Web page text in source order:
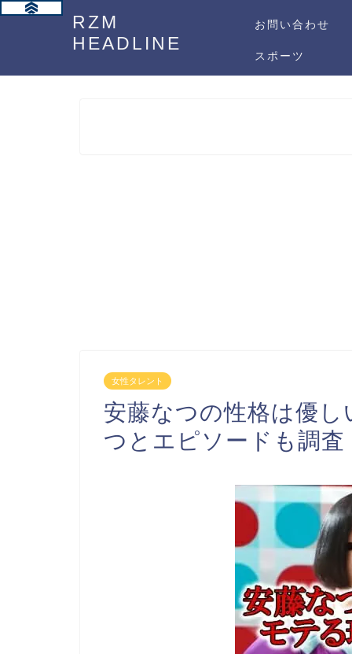
RZM
HEADLINE
お問い合わせ
スポーツ
女性タレント
安藤なつの性格は優
つとエピソードも調査